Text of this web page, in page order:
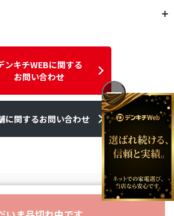
ンキチWEBに関する
お問い合わせ
に関するお問い合わせ